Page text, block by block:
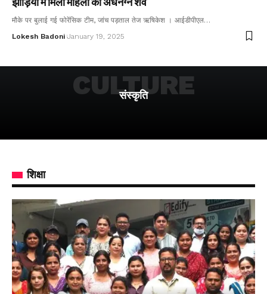
मौके पर बुलाई गई फोरेंसिक टीम, जांच पड़ताल तेज ऋषिकेश । आईडीपीएल…
Lokesh Badoni January 19, 2025
संस्कृति
CULTURE
शिक्षा